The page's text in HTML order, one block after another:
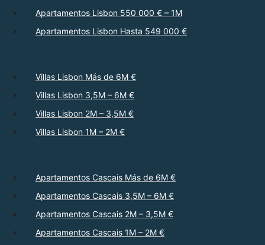
Apartamentos Lisbon 550 000 € – 1M
Apartamentos Lisbon Hasta 549 000 €
Villas Lisbon Más de 6M €
Villas Lisbon 3,5M – 6M €
Villas Lisbon 2M – 3,5M €
Villas Lisbon 1M – 2M €
Apartamentos Cascais Más de 6M €
Apartamentos Cascais 3,5M – 6M €
Apartamentos Cascais 2M – 3,5M €
Apartamentos Cascais 1M – 2M €